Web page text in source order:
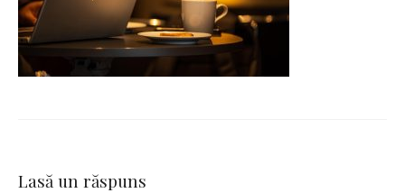
Lasă un răspuns